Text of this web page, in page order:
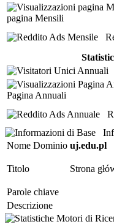
pagina Mensili
Pagina Annuali
Nome Dominio uj.edu.pl
Titolo Strona
Parole chiave
Descrizione